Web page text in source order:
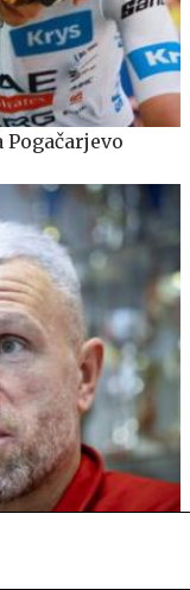
se začenja